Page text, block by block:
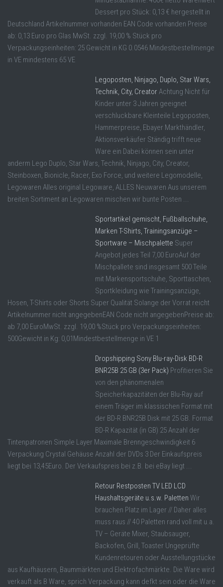
Dessert pro Stück: 0,13 € hergestellt in
Deutschland Artikelnummer vorhanden EAN Code vorhanden Preise
ab: 0,13 Euro pro Glas MwSt. zzgl. 19,00 % Stück pro
Verpackungseinheiten: 25 Gewicht in KG 0.0546 Mindestbestellmenge
in VE mindestens 65 VE
Legoposten, Ninjago, Duplo, Star Wars,
Technik, City, CreatorAchtung Nicht für
Kinder unter 3 Jahren geeignet
verschluckbare Kleinteile Legoposten,
Hammerpreise, Ebayer Markthändler,
Aktionsverkäufer Ständig trifft neue
Ware ein Dabei können sein unter
anderm Lego Duplo, Star Wars, Technik, Ninjago, City, Creator,
Steinboxen, Bionicle, Racer, Exo Force, und weitere Legomodelle,
Legowaren Alles original Legoware, ALLES Neuwaren Aus unserem
breiten Sortiment an Legowaren mischen wir bunte Posten ...
Sportartikel gemischt, Fußballschuhe,
Marken T-Shirts, Trainingsanzüge –
Sportware – Mischpalette Super
Angebot jedes Teil 7,00 EuroAuf der
Mischpallete sind insgesamt 500 Teile
mit Markensportschuhe, Sporttaschen,
Sportkleidung wie Trainingsanzüge,
Hosen, T-Shirts oder Shorts Super Qualität Solange der Vorrat reicht
Artikelnummer nicht angegebenEAN Code nicht angegebenPreise ab:
ab 7,00 EuroMwSt. zzgl. 19,00 %Stück pro Verpackungseinheiten:
500Gewicht in Kg: 0,01Mindestbestellmenge in VE 1
Dropshipping Sony Blu-ray-Disk BD-R
BNR25B 25 GB (3er Pack) Profitieren Sie
von den phänomenalen
Speicherkapazitäten der Blu-Ray auf
einem Träger im klassischen Format mit
der BD-R BNR25B Disk mit 25 GB. Format
BD-R Kapazität (in GB) 25 Anzahl der
Tintenpatronen Simple Layer Maximale Brenngeschwindigkeit 6
Verpackung Crystal Gehäuse Anzahl der DVDs 3 Der Einkaufspreis
liegt bei 13,45Euro. Der Verkaufspreis bei z.B. bei eBay liegt ...
Retour Restposten TV LED LCD
Haushaltsgeräte u.s.w. Paletten Wir
brauchen Platz im Lager // Daher alles
muss raus // 40 Paletten rand voll mit u.a.
TV – Geräte Mixer, Staubsauger,
Backofen, Grill, Toaster Ungeprüfte
Kundenretouren oder Ausstellungstücke
aus Kaufhäusern, Baummärkten und Elektrofachmärkte. Die Ware wird
verkauft als B Ware, sprich Verpackung kann defkt sein oder die Ware